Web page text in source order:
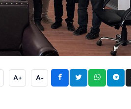
A+ A-